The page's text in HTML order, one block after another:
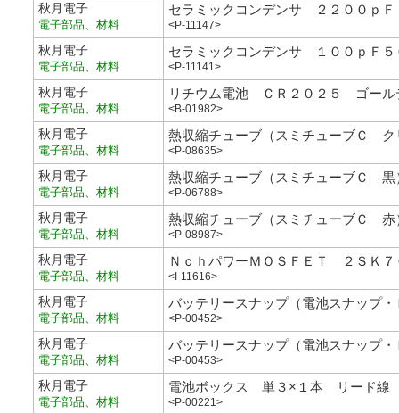
秋月電子
電子部品、材料
セラミックコンデンサ ２２００ｐＦ
<P-11147>
秋月電子
電子部品、材料
セラミックコンデンサ １００ｐＦ５
<P-11141>
秋月電子
電子部品、材料
リチウム電池 ＣＲ２０２５ ゴール
<B-01982>
秋月電子
電子部品、材料
熱収縮チューブ（スミチューブＣ
<P-08635>
秋月電子
電子部品、材料
熱収縮チューブ（スミチューブＣ
<P-06788>
秋月電子
電子部品、材料
熱収縮チューブ（スミチューブＣ
<P-08987>
秋月電子
電子部品、材料
ＮｃｈパワーＭＯＳＦＥＴ ２ＳＫ
<I-11616>
秋月電子
電子部品、材料
バッテリースナップ（電池スナッ
<P-00452>
秋月電子
電子部品、材料
バッテリースナップ（電池スナッ
<P-00453>
秋月電子
電子部品、材料
電池ボックス 単３×１本 リード線
<P-00221>